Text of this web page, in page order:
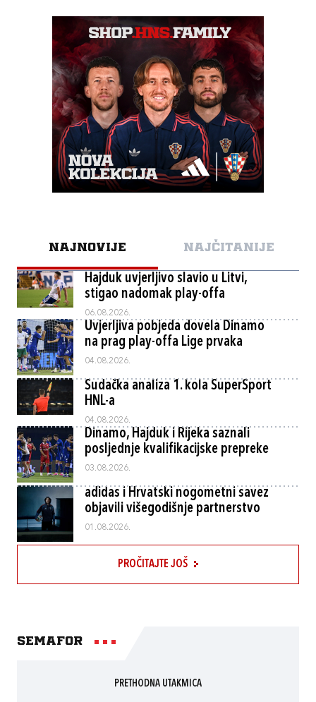
NAJNOVIJE NAJČITANIJE
Hajduk uvjerljivo slavio u Litvi,
stigao nadomak play-offa
06.08.2026.
Uvjerljiva pobjeda dovela Dinamo
na prag play-offa Lige prvaka
04.08.2026.
Sudačka analiza 1. kola SuperSport
HNL-a
04.08.2026.
Dinamo, Hajduk i Rijeka saznali
posljednje kvalifikacijske prepreke
03.08.2026.
adidas i Hrvatski nogometni savez
objavili višegodišnje partnerstvo
01.08.2026.
PROČITAJTE JOŠ
Semafor
PRETHODNA UTAKMICA